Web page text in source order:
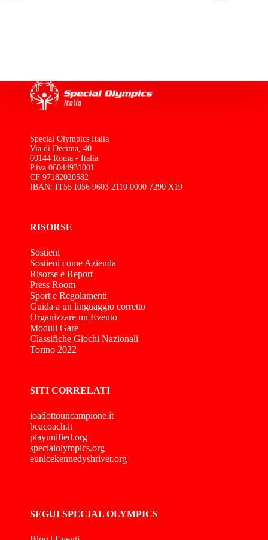
Special Olympics Italia
Via di Decima, 40
00144 Roma - Italia
P.iva 06044931001
CF 97182020582
IBAN: IT55 I056 9603 2110 0000 7290 X19
RISORSE
Sostieni
Sostieni come Azienda
Risorse e Report
Press Room
Sport e Regolamenti
Guida a un linguaggio corretto
Organizzare un Evento
Moduli Gare
Classifiche Giochi Nazionali
Torino 2022
SITI CORRELATI
ioadottouncampione.it
beacoach.it
playunified.org
specialolympics.org
eunicekennedyshriver.org
SEGUI SPECIAL OLYMPICS